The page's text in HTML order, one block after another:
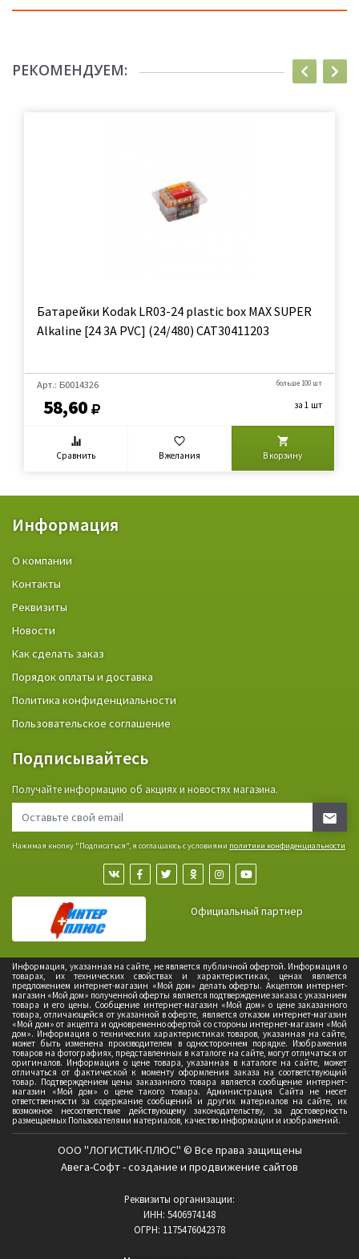
РЕКОМЕНДУЕМ:
Батарейки Kodak LR03-24 plastic box MAX SUPER
Alkaline [24 3A PVC] (24/480) CAT30411203
Арт.: Б0014326
58,60
больше 100 шт
за 1 шт
Сравнить В желания В корзину
Информация
О компании
Контакты
Реквизиты
Новости
Как сделать заказ
Порядок оплаты и доставка
Политика конфиденциальности
Пользовательское соглашение
Подписывайтесь
Получайте информацию об акциях и новостях магазина.
Нажимая кнопку "Подписаться", я соглашаюсь с условиями политики конфиденциальности
Официальный партнер
Информация, указанная на сайте, не является публичной офертой. Информация о
товарах, их технических свойствах и характеристиках, ценах является
предложением интернет-магазин «Мой дом» делать оферты. Акцептом интернет-
магазин «Мой дом» полученной оферты является подтверждение заказа с указанием
товара и его цены. Сообщение интернет-магазин «Мой дом» о цене заказанного
товара, отличающейся от указанной в оферте, является отказом интернет-магазин
«Мой дом» от акцепта и одновременно офертой со стороны интернет-магазин «Мой
дом». Информация о технических характеристиках товаров, указанная на сайте,
может быть изменена производителем в одностороннем порядке. Изображения
товаров на фотографиях, представленных в каталоге на сайте, могут отличаться от
оригиналов. Информация о цене товара, указанная в каталоге на сайте, может
отличаться от фактической к моменту оформления заказа на соответствующий
товар. Подтверждением цены заказанного товара является сообщение интернет-
магазин «Мой дом» о цене такого товара. Администрация Сайта не несет
ответственности за содержание сообщений и других материалов на сайте, их
возможное несоответствие действующему законодательству, за достоверность
размещаемых Пользователями материалов, качество информации и изображений.
ООО "ЛОГИСТИК-ПЛЮС" © Все права защищены
Авега-Софт - создание и продвижение сайтов
Реквизиты организации:
ИНН: 5406974148
ОГРН: 1175476042378